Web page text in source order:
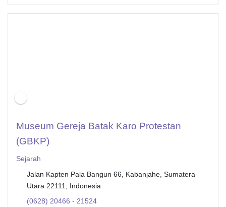
Museum Gereja Batak Karo Protestan
(GBKP)
Sejarah
Jalan Kapten Pala Bangun 66, Kabanjahe, Sumatera
Utara 22111, Indonesia
(0628) 20466 - 21524